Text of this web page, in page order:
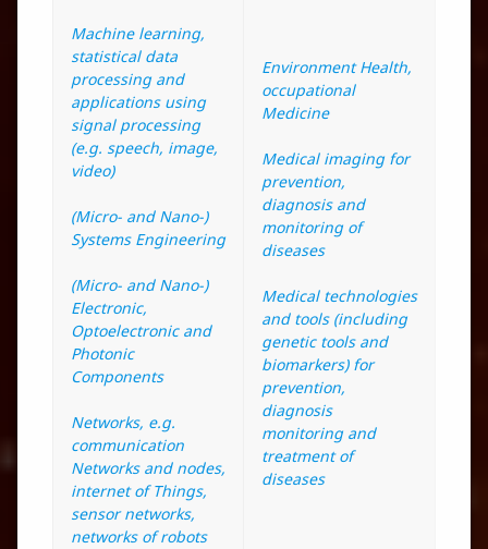
Machine learning,
statistical data
processing and
applications using
signal processing
(e.g. speech, image,
video)
(Micro- and Nano-)
Systems Engineering
(Micro- and Nano-)
Electronic,
Optoelectronic and
Photonic
Components
Networks, e.g.
communication
Networks and nodes,
internet of Things,
sensor networks,
networks of robots
Environment Health,
occupational
Medicine
Medical imaging for
prevention,
diagnosis and
monitoring of
diseases
Medical technologies
and tools (including
genetic tools and
biomarkers) for
prevention,
diagnosis
monitoring and
treatment of
diseases